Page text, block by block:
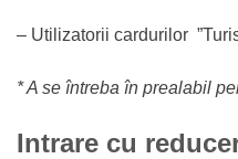
– Utilizatorii cardurilor
* A se întreba în prealabil
Intrare cu